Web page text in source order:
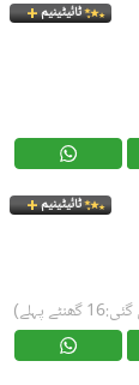
ٹائیٹینیم
ٹائیٹینیم
پہلے)